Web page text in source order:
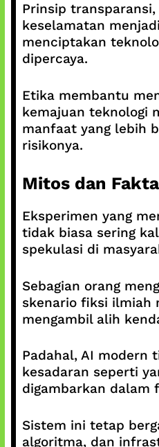
Prinsip
keselamatan
menciptakan
dipercaya.
Etika membantu
kemajuan teknologi
manfaat yang lebih
risikonya.
Mitos dan
Eksperimen yang
tidak biasa sering
spekulasi di
Sebagian orang
skenario fiksi ilmiah
mengambil alih
Padahal, AI modern
kesadaran seperti
digambarkan dalam
Sistem ini tetap
algoritma, dan